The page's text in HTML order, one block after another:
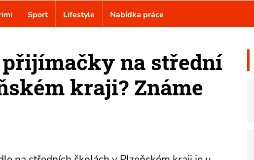
Sport Lifestyle Nabídka práce
na střední
kraji? Známe